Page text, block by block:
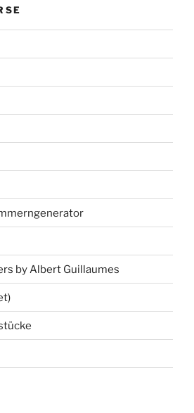
by Albert Guillaumes